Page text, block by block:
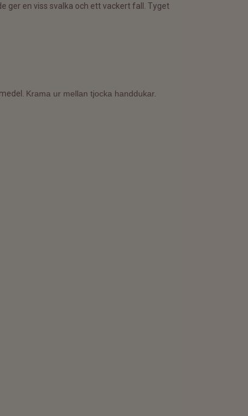
ger en viss svalka och ett vackert fall. Tyget
Krama ur mellan tjocka handdukar.